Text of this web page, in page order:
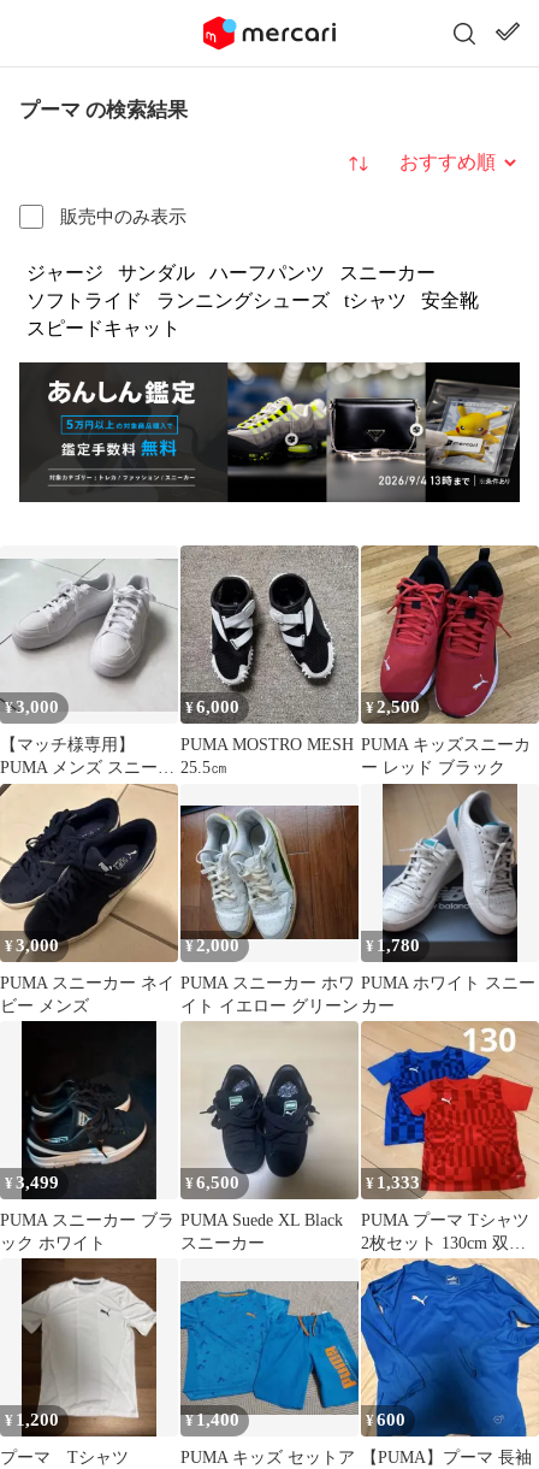
プーマ の検索結果
販売中のみ表示
並び替え
ジャージ サンダル ハーフパンツ
スニーカー
ソフトライド
ランニングシューズ tシャツ
安全靴
スピードキャット
¥3,000
【マッチ様専用】
PUMA メンズ スニーカ
ー ホワイト 26.5cm
¥6,000
PUMA MOSTRO MESH
25.5㎝
¥2,500
PUMA キッズスニーカ
ー レッド ブラック
¥3,000
PUMA スニーカー ネイ
ビー メンズ
¥2,000
PUMA スニーカー ホワ
イト イエロー グリーン
¥ 1,780
PUMA ホワイト スニー
カー
¥3,499
PUMA スニーカー ブラ
ック ホワイト
¥6,500
PUMA Suede XL Black
スニーカー
¥ 1,333
PUMA プーマ Tシャツ
2枚セット 130cm 双
子 サッカー
¥ 1,200
プーマ Tシャツ
¥1,400
PUMA キッズ セットア
¥600
【PUMA】プーマ 長袖